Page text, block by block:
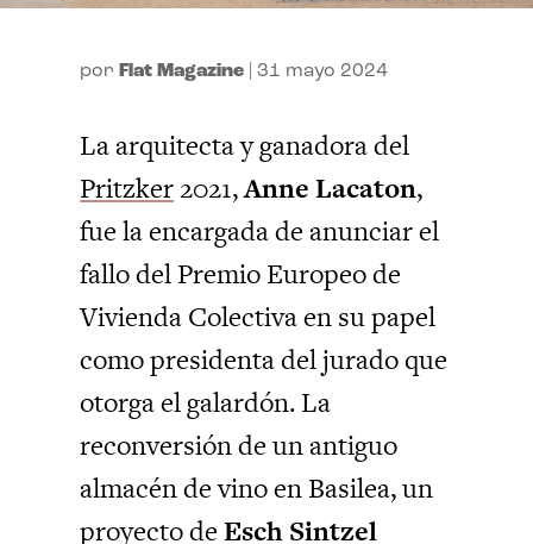
por Flat Magazine |31 mayo 2024
La arquitecta y ganadora del
Pritzker2021,Anne Lacaton,
fue la encargada de anunciar el
fallo del Premio Europeo de
Vivienda Colectiva en su papel
como presidenta del jurado que
otorga el galardón. La
reconversión de un antiguo
almacén de vino en Basilea, un
proyecto deEsch Sintzel